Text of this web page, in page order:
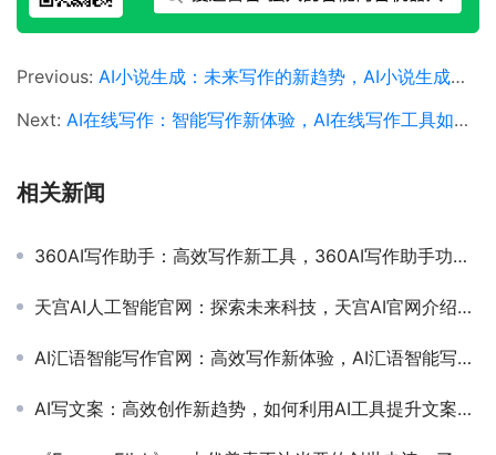
Previous: AI小说生成：未来写作的新趋势，AI小说生成如何改变现代文学创作
Next: AI在线写作：智能写作新体验，AI在线写作工具如何提升写作效率
相关新闻
360AI写作助手：高效写作新工具，360AI写作助手功能与使用体验详解
天宫AI人工智能官网：探索未来科技，天宫AI官网介绍人工智能技术与应用
AI汇语智能写作官网：高效写作新体验，AI汇语智能写作官网功能与使用指南
AI写文案：高效创作新趋势，如何利用AI工具提升文案写作效率